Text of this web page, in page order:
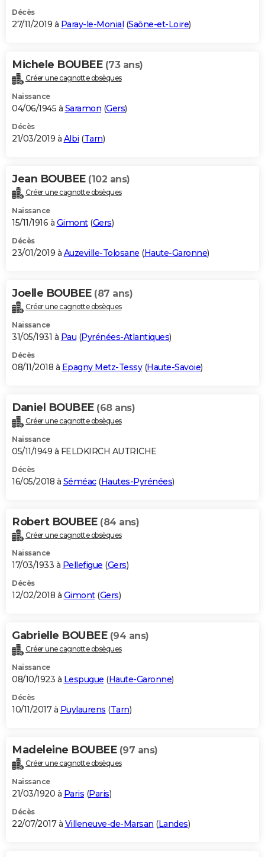
Décès
27/11/2019 à Paray-le-Monial (Saône-et-Loire)
Michele BOUBEE (73 ans)
Créer une cagnotte obsèques
Naissance
04/06/1945 à Saramon (Gers)
Décès
21/03/2019 à Albi (Tarn)
Jean BOUBEE (102 ans)
Créer une cagnotte obsèques
Naissance
15/11/1916 à Gimont(Gers)
Décès
23/01/2019 à Auzeville-Tolosane (Haute-Garonne)
Joelle BOUBEE (87 ans)
Créer une cagnotte obsèques
Naissance
31/05/1931 à Pau (Pyrénées-Atlantiques)
Décès
08/11/2018 à Epagny Metz-Tessy(Haute-Savoie)
Daniel BOUBEE (68 ans)
Créer une cagnotte obsèques
Naissance
05/11/1949 à FELDKIRCH AUTRICHE
Décès
16/05/2018 à Séméac(Hautes-Pyrénées)
Robert BOUBEE (84 ans)
Créer une cagnotte obsèques
Naissance
17/03/1933 à Pellefigue (Gers)
Décès
12/02/2018 à Gimont(Gers)
Gabrielle BOUBEE (94 ans)
Créer une cagnotte obsèques
Naissance
08/10/1923 à Lespugue (Haute-Garonne)
Décès
10/11/2017 à Puylaurens (Tarn)
Madeleine BOUBEE (97 ans)
Créer une cagnotte obsèques
Naissance
21/03/1920 à Paris (Paris)
Décès
22/07/2017 à Villeneuve-de-Marsan (Landes)